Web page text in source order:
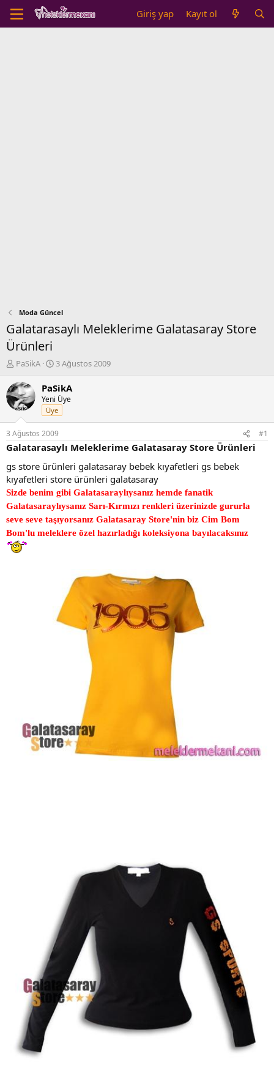
Giriş yap Kayıt ol
Moda Güncel
Galatarasaylı Meleklerime Galatasaray Store
Ürünleri
K
n
b
u
y
u
b
a
l
a
t
a
n
PaSikA
B
ş
a
n
g
ı
ç
t
a
r
i
h
i
3 Ağustos 2009
PaSikA
Yeni Üye
Üye
3 Ağustos 2009 #1
Galatarasaylı Meleklerime Galatasaray Store Ürünleri
gs store ürünleri galatasaray bebek kıyafetleri gs bebek
kıyafetleri store ürünleri galatasaray
Sizde benim gibi Galatasaraylıysanız hemde fanatik
Galatasaraylıysanız Sarı-Kırmızı renkleri üzerinizde gururla
seve seve taşıyorsanız Galatasaray Store'nin biz Cim Bom
Bom'lu meleklere özel hazırladığı koleksiyona bayılacaksınız